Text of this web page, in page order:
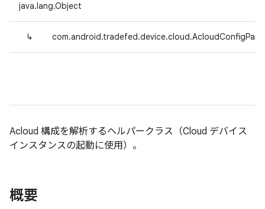
java.lang.Object
↳
Acloud 構成を解析するヘルパークラス（Cloud デバイス
インスタンスの起動に使用）。
概要